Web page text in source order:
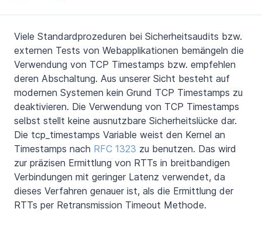
Viele Standardprozeduren bei Sicherheitsaudits bzw.
externen Tests von Webapplikationen bemängeln die
Verwendung von TCP Timestamps bzw. empfehlen
deren Abschaltung. Aus unserer Sicht besteht auf
modernen Systemen kein Grund TCP Timestamps zu
deaktivieren. Die Verwendung von TCP Timestamps
selbst stellt keine ausnutzbare Sicherheitslücke dar.
Die tcp_timestamps Variable weist den Kernel an
Timestamps nach RFC 1323 zu benutzen. Das wird
zur präzisen Ermittlung von RTTs in breitbandigen
Verbindungen mit geringer Latenz verwendet, da
dieses Verfahren genauer ist, als die Ermittlung der
RTTs per Retransmission Timeout Methode.